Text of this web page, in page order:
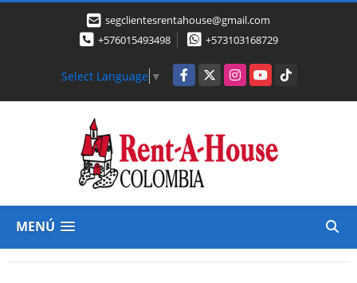
segclientesrentahouse@gmail.com
+576015493498
+573103168729
Select Language ▼ Facebook
X InstagramYouTubeTikTok
MENÚ